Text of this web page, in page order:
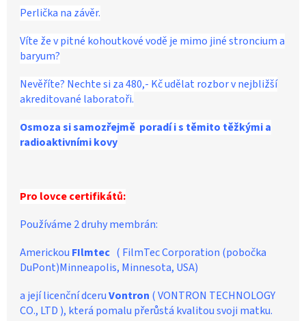
Perlička na závěr.
Víte že v pitné kohoutkové vodě je mimo jiné stroncium a
baryum?
Nevěříte? Nechte si za 480,- Kč udělat rozbor v nejbližší
akreditované laboratoři.
Osmoza si samozřejmě poradí i s těmito těžkými a
radioaktivními kovy
Pro lovce certifikátů:
Používáme 2 druhy membrán:
Americkou FIlmtec ( FilmTec Corporation (pobočka
DuPont)Minneapolis, Minnesota, USA)
a její licenční dceruVontron ( VONTRON TECHNOLOGY
CO., LTD ), která pomalu přerůstá kvalitou svoji matku.